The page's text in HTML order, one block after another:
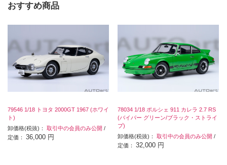
おすすめ商品
79546 1/18 トヨタ 2000GT 1967 (ホワイ
ト)
卸価格(税抜)： 取引中の会員のみ公開 /
定価： 36,000 円
78034 1/18 ポルシェ 911 カレラ 2.7 RS
(バイパー グリーン/ブラック・ストライ
プ)
卸価格(税抜)：取引中の会員のみ公開 /
定価：32,000 円